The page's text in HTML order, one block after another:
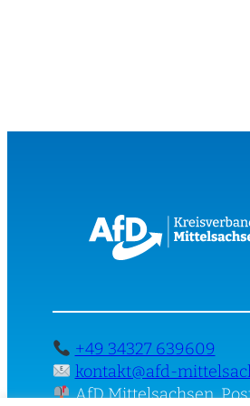
+49 34327 639609
kontakt@afd-
AfD Mittelsachsen,